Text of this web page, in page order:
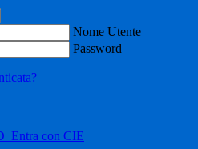
Nome Utente
Password
Entra con CIE